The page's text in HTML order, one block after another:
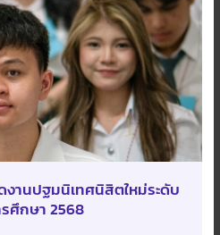
านปฐมนิเทศนิสิตใหม่ระดับ
ศึกษา 2568